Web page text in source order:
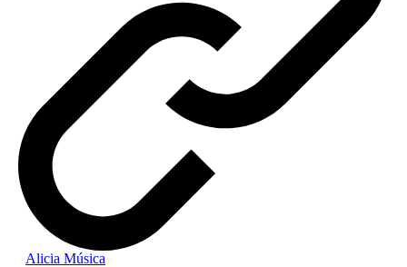
Alicia Música